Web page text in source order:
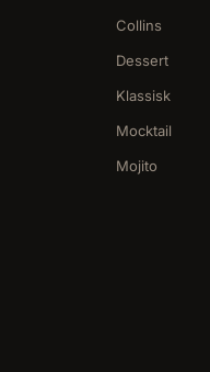
Collins
Dessert
Klassisk
Mocktail
Mojito